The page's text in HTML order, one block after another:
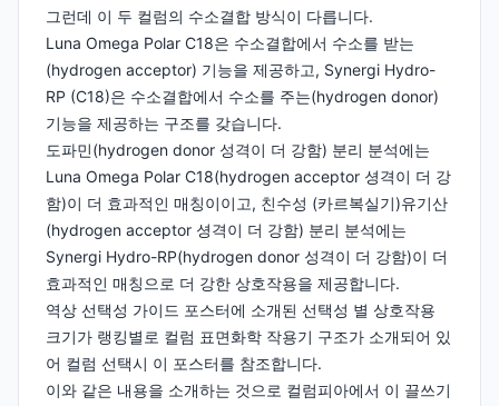
그런데 이 두 컬럼의 수소결합 방식이 다릅니다.
Luna Omega Polar C18은 수소결합에서 수소를 받는
(hydrogen acceptor) 기능을 제공하고, Synergi Hydro-
RP (C18)은 수소결합에서 수소를 주는(hydrogen donor)
기능을 제공하는 구조를 갖습니다.
도파민(hydrogen donor 성격이 더 강함) 분리 분석에는
Luna Omega Polar C18(hydrogen acceptor 셩격이 더 강
함)이 더 효과적인 매칭이이고, 친수성 (카르복실기)유기산
(hydrogen acceptor 셩격이 더 강함) 분리 분석에는
Synergi Hydro-RP(hydrogen donor 성격이 더 강함)이 더
효과적인 매칭으로 더 강한 상호작용을 제공합니다.
역상 선택성 가이드 포스터에 소개된 선택성 별 상호작용
크기가 랭킹별로 컬럼 표면화학 작용기 구조가 소개되어 있
어 컬럼 선택시 이 포스터를 참조합니다.
이와 같은 내용을 소개하는 것으로 컬럼피아에서 이 끌쓰기